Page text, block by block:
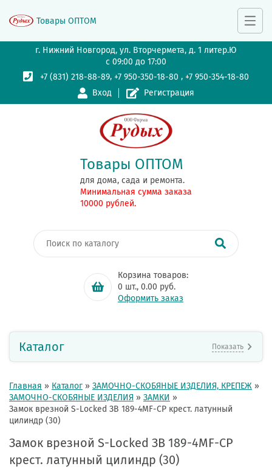
г. Нижний Новгород, ул. Вторчермета, д. 1 литер.Ю
с 09:00 до 17:00
+7 (831) 218-88-89,+7 950-350-18-80 ,+7 950-354-18-80
Вход
Регистрация
Товары ОПТОМ
для дома, сада и ремонта.
Минимальная сумма заказа
10000 рублей.
Корзина товаров:
0 шт., 0.00 руб.
Оформить заказ
Товары ОПТОМ
Каталог Показать
Главная » Каталог » ЗАМОЧНО-СКОБЯНЫЕ ИЗДЕЛИЯ, КРЕПЕЖ »
ЗАМОЧНО-СКОБЯНЫЕ ИЗДЕЛИЯ » ЗАМКИ »
Замок врезной S-Locked ЗВ 189-4МF-CP крест. латунный
цилиндр (30)
Замок врезной S-Locked ЗВ 189-4МF-CP
крест. латунный цилиндр (30)